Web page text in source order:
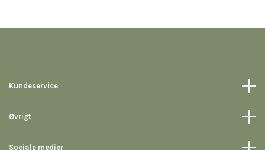
Kundeservice
Øvrigt
Sociale medier